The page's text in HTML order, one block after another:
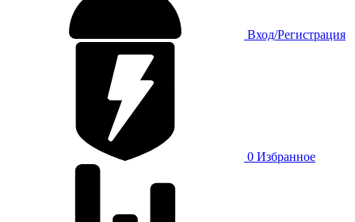
Вход/Регистрация
0 Избранное